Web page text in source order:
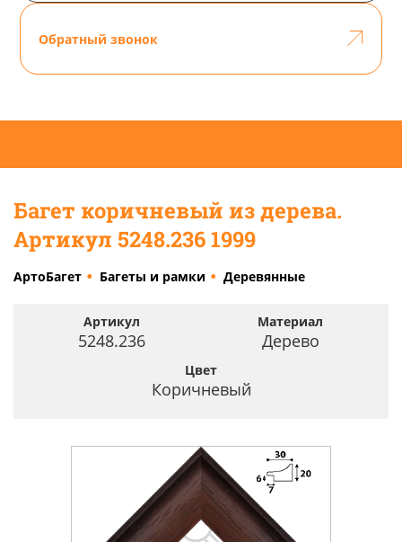
Обратный звонок
Багет коричневый из дерева.
Артикул 5248.236 1999
АртоБагет Багеты и рамки Деревянные
Артикул
5248.236
Материал
Дерево
Цвет
Коричневый